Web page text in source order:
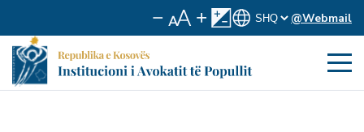
@Webmail